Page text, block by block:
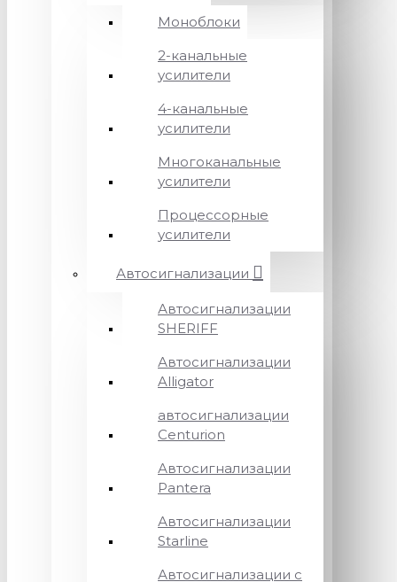
Моноблоки
2-канальные
усилители
4-канальные
усилители
Многоканальные
усилители
Процессорные
усилители
Автосигнализации
Автосигнализации
SHERIFF
Автосигнализации
Alligator
автосигнализации
Centurion
Автосигнализации
Pantera
Автосигнализации
Starline
Автосигнализации с